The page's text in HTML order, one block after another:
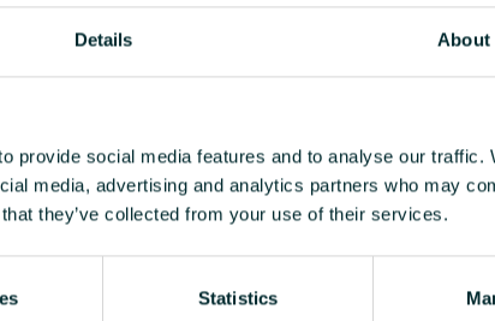
Details About
provide social media features and to analyse our traffic.
media, advertising and analytics partners who may
they’ve collected from your use of their services.
Statistics
VDI-DATENSATZ
Ab sofort steht Ihnen unser VDI-
Kühlkonvektoren”auch auf dem BDH-